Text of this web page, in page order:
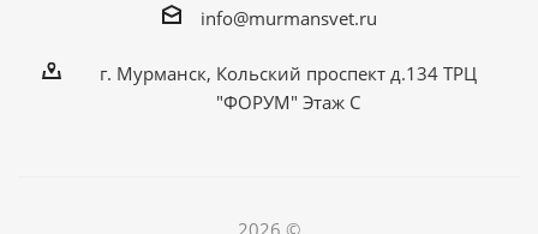
info@murmansvet.ru
г. Мурманск, Кольский проспект д.134 ТРЦ
"ФОРУМ" Этаж С
2026 ©